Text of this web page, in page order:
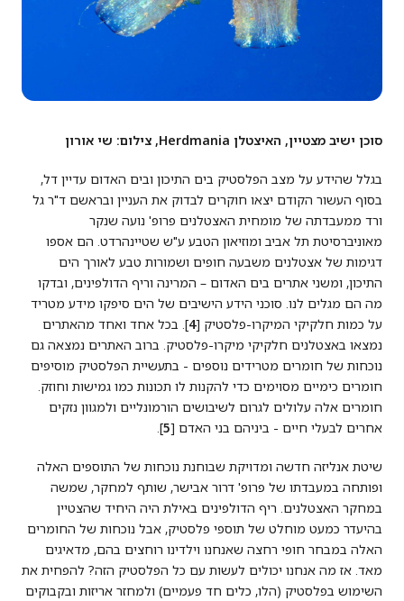
סוכן ישיב מצטיין, האיצטלן Herdmania, צילום: שי אורון
בגלל שהידע על מצב הפלסטיק בים התיכון ובים האדום עדיין דל,
בסוף העשור הקודם יצאו חוקרים לבדוק את העניין ובראשם ד"ר גל
ורד ממעבדתה של מומחית האצטלנים פרופ' נועה שנקר
מאוניברסיטת תל אביב ומוזיאון הטבע ע"ש שטיינהרדט. הם אספו
דגימות של אצטלנים משבעה חופים ושמורות טבע לאורך הים
התיכון, ומשני אתרים בים האדום – המרינה וריף הדולפינים, ובדקו
מה הם מגלים לנו. סוכני הידע הישיבים של הים סיפקו מידע מטריד
על כמות חלקיקי המיקרו-פלסטיק [4]. בכל אחד ואחד מהאתרים
נמצאו באצטלנים חלקיקי מיקרו-פלסטיק. ברוב האתרים נמצאה גם
נוכחות של חומרים מטרידים נוספים - בתעשיית הפלסטיק מוסיפים
חומרים כימיים מסוימים כדי להקנות לו תכונות כמו גמישות וחוזק.
חומרים אלה עלולים לגרום לשיבושים הורמונליים ולמגוון נזקים
אחרים לבעלי חיים - ביניהם בני האדם [5
].
שיטת אנליזה חדשה ומדויקת שבוחנת נוכחות של התוספים האלה
ופותחה במעבדתו של פרופ' דרור אבישר, שותף למחקר, שמשה
במחקר האצטלנים. ריף הדולפינים באילת היה היחיד שהצטיין
בהיעדר כמעט מוחלט של תוספי פלסטיק, אבל נוכחות של החומרים
האלה במבחר חופי רחצה שאנחנו וילדינו רוחצים בהם, מדאיגים
מאד. אז מה אנחנו יכולים לעשות עם כל הפלסטיק הזה? להפחית את
השימוש בפלסטיק (הלו, כלים חד פעמיים) ולמחזר אריזות ובקבוקים